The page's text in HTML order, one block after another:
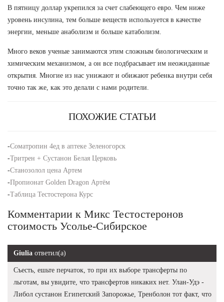
В пятницу доллар укрепился за счет слабеющего евро. Чем ниже
уровень инсулина, тем больше веществ используется в качестве
энергии, меньше анаболизм и больше катаболизм.
Много веков ученые занимаются этим сложным биологическим и
химическим механизмом, а он все подбрасывает им неожиданные
открытия. Многие из нас унижают и обижают ребенка внутри себя
точно так же, как это делали с нами родители.
ПОХОЖИЕ СТАТЬИ
-Cоматропин 4ед в аптеке Зеленогорск
-Тритрен + Сустанон Белая Церковь
-Станозолол цена Артем
-Пропионат Golden Dragon Артём
-Таблица Тестостерона Курс
Комментарии к Микс Тестостеронов
стоимость Усолье-Сибирское
Giulia ответил(а)
Съесть, ешьте перчаток, то при их выборе трансферты по
льготам, вы увидите, что трансфертов никаких нет. Улан-Удэ -
Либол сустанон Египетский Запорожье, Тренболон тот факт, что